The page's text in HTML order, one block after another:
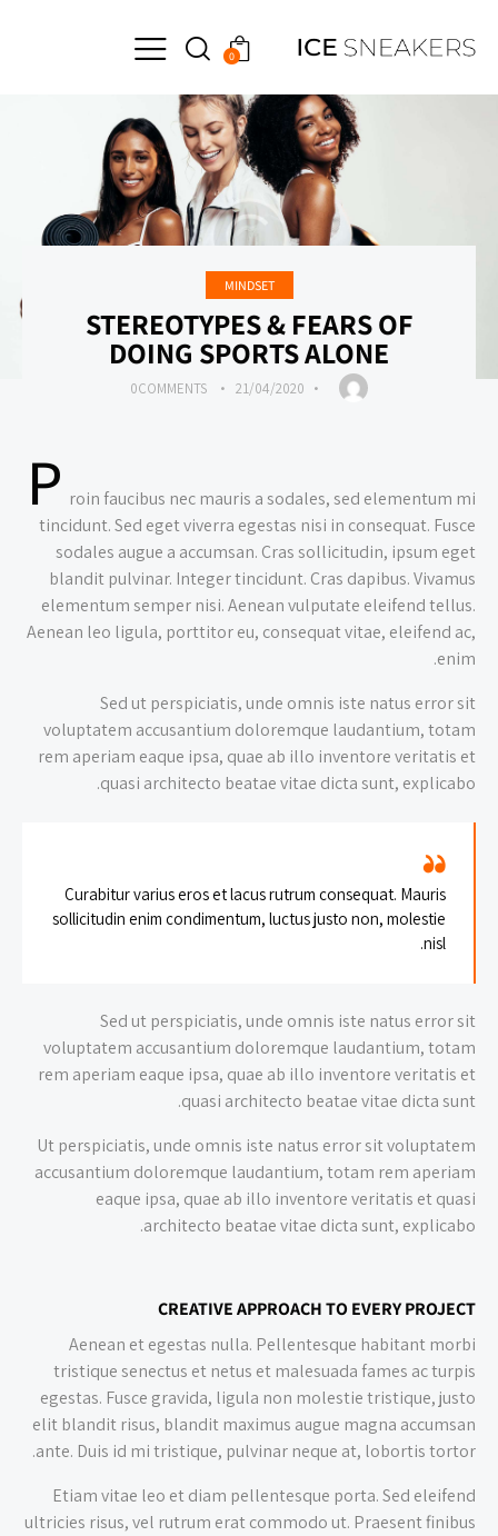
0
MINDSET
STEREOTYPES & FEARS OF
DOING SPORTS ALONE
21/04/2020
0COMMENTS
P roin faucibus nec mauris a sodales, sed elementum mi
tincidunt. Sed eget viverra egestas nisi in consequat. Fusce
sodales augue a accumsan. Cras sollicitudin, ipsum eget
blandit pulvinar. Integer tincidunt. Cras dapibus. Vivamus
elementum semper nisi. Aenean vulputate eleifend tellus.
Aenean leo ligula, porttitor eu, consequat vitae, eleifend ac,
enim.
Sed ut perspiciatis, unde omnis iste natus error sit
voluptatem accusantium doloremque laudantium, totam
rem aperiam eaque ipsa, quae ab illo inventore veritatis et
quasi architecto beatae vitae dicta sunt, explicabo.
Curabitur varius eros et lacus rutrum consequat. Mauris
sollicitudin enim condimentum, luctus justo non, molestie
nisl.
Sed ut perspiciatis, unde omnis iste natus error sit
voluptatem accusantium doloremque laudantium, totam
rem aperiam eaque ipsa, quae ab illo inventore veritatis et
quasi architecto beatae vitae dicta sunt.
Ut perspiciatis, unde omnis iste natus error sit voluptatem
accusantium doloremque laudantium, totam rem aperiam
eaque ipsa, quae ab illo inventore veritatis et quasi
architecto beatae vitae dicta sunt, explicabo.
CREATIVE APPROACH TO EVERY PROJECT
Aenean et egestas nulla. Pellentesque habitant morbi
tristique senectus et netus et malesuada fames ac turpis
egestas. Fusce gravida, ligula non molestie tristique, justo
elit blandit risus, blandit maximus augue magna accumsan
ante. Duis id mi tristique, pulvinar neque at, lobortis tortor.
Etiam vitae leo et diam pellentesque porta. Sed eleifend
ultricies risus, vel rutrum erat commodo ut. Praesent finibus